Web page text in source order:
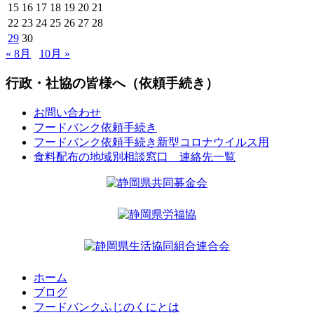
15 16 17 18 19 20 21
22 23 24 25 26 27 28
29 30
« 8月
10月 »
行政・社協の皆様へ（依頼手続き）
お問い合わせ
フードバンク依頼手続き
フードバンク依頼手続き新型コロナウイルス用
食料配布の地域別相談窓口 連絡先一覧
ホーム
ブログ
フードバンクふじのくにとは